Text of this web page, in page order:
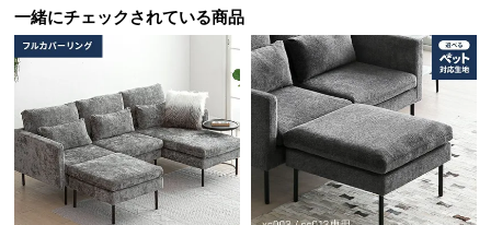
返
品・
キ
ン
セ
ル
に
つ
一緒にチェックされている商品